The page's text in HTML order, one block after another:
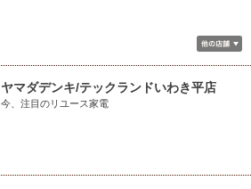
ヤマダデンキ/テックランドいわき平店
今、注目のリユース家電